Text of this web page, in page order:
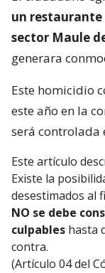
un restaurante
sector Maule
generara
Este homicidio
este año en la
será controlada
Este artículo
Existe la
desestimados al
NO se debe
culpables hasta
contra.
(Artículo 04 del